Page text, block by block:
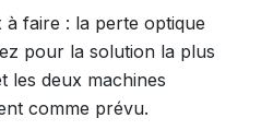
à faire : la perte optique
pour la solution la plus
les deux machines
comme prévu.